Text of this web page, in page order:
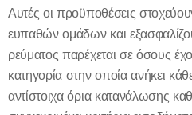
Αυτές οι προϋποθέσεις
ευπαθών ομάδων και
ρεύματος παρέχεται σε όσους
κατηγορία στην οποία ανήκει
αντίστοιχα όρια κατανάλωσης